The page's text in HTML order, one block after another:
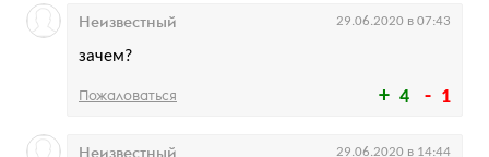
4 1
зачем?
Неизвестный 29.06.2020 в 07:43
Пожаловаться
Неизвестный 29.06.2020 в 14:44